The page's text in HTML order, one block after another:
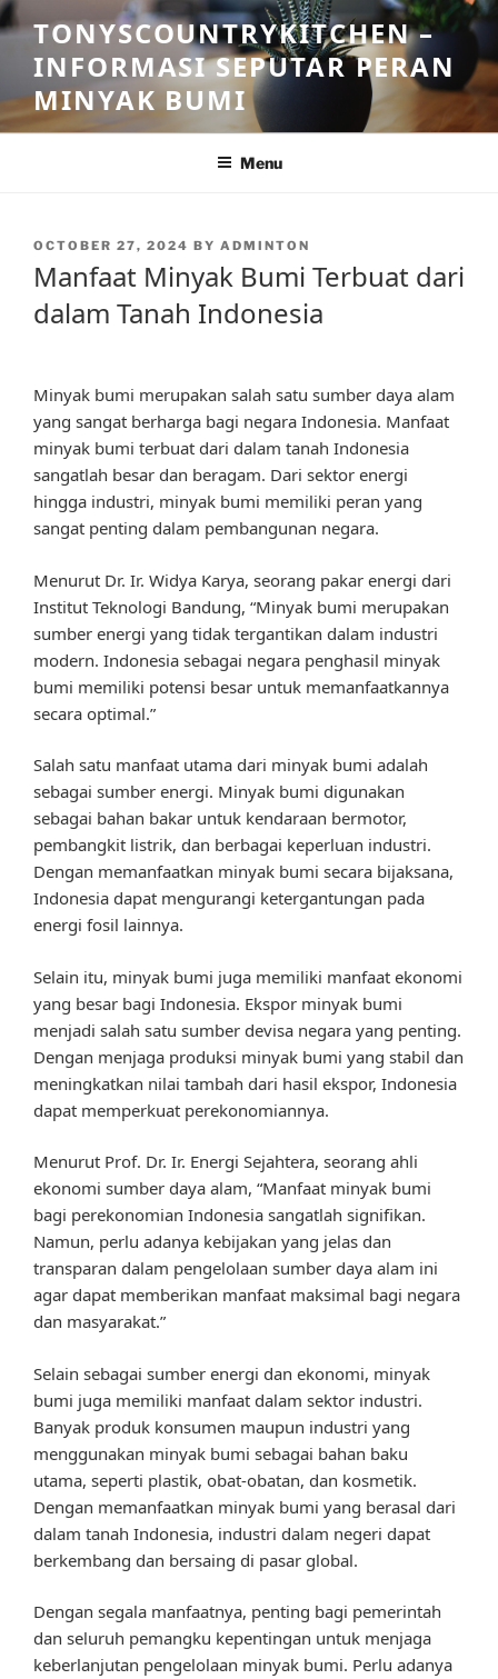
Skip
to
content
TONYSCOUNTRYKITCHEN –
INFORMASI SEPUTAR PERAN
MINYAK BUMI
Menu
POSTED
OCTOBER 27, 2024 BY ADMINTON
Manfaat Minyak Bumi Terbuat dari
dalam Tanah Indonesia
Minyak bumi merupakan salah satu sumber daya alam
yang sangat berharga bagi negara Indonesia. Manfaat
minyak bumi terbuat dari dalam tanah Indonesia
sangatlah besar dan beragam. Dari sektor energi
hingga industri, minyak bumi memiliki peran yang
sangat penting dalam pembangunan negara.
Menurut Dr. Ir. Widya Karya, seorang pakar energi dari
Institut Teknologi Bandung, “Minyak bumi merupakan
sumber energi yang tidak tergantikan dalam industri
modern. Indonesia sebagai negara penghasil minyak
bumi memiliki potensi besar untuk memanfaatkannya
secara optimal.”
Salah satu manfaat utama dari minyak bumi adalah
sebagai sumber energi. Minyak bumi digunakan
sebagai bahan bakar untuk kendaraan bermotor,
pembangkit listrik, dan berbagai keperluan industri.
Dengan memanfaatkan minyak bumi secara bijaksana,
Indonesia dapat mengurangi ketergantungan pada
energi fosil lainnya.
Selain itu, minyak bumi juga memiliki manfaat ekonomi
yang besar bagi Indonesia. Ekspor minyak bumi
menjadi salah satu sumber devisa negara yang penting.
Dengan menjaga produksi minyak bumi yang stabil dan
meningkatkan nilai tambah dari hasil ekspor, Indonesia
dapat memperkuat perekonomiannya.
Menurut Prof. Dr. Ir. Energi Sejahtera, seorang ahli
ekonomi sumber daya alam, “Manfaat minyak bumi
bagi perekonomian Indonesia sangatlah signifikan.
Namun, perlu adanya kebijakan yang jelas dan
transparan dalam pengelolaan sumber daya alam ini
agar dapat memberikan manfaat maksimal bagi negara
dan masyarakat.”
Selain sebagai sumber energi dan ekonomi, minyak
bumi juga memiliki manfaat dalam sektor industri.
Banyak produk konsumen maupun industri yang
menggunakan minyak bumi sebagai bahan baku
utama, seperti plastik, obat-obatan, dan kosmetik.
Dengan memanfaatkan minyak bumi yang berasal dari
dalam tanah Indonesia, industri dalam negeri dapat
berkembang dan bersaing di pasar global.
Dengan segala manfaatnya, penting bagi pemerintah
dan seluruh pemangku kepentingan untuk menjaga
keberlanjutan pengelolaan minyak bumi. Perlu adanya